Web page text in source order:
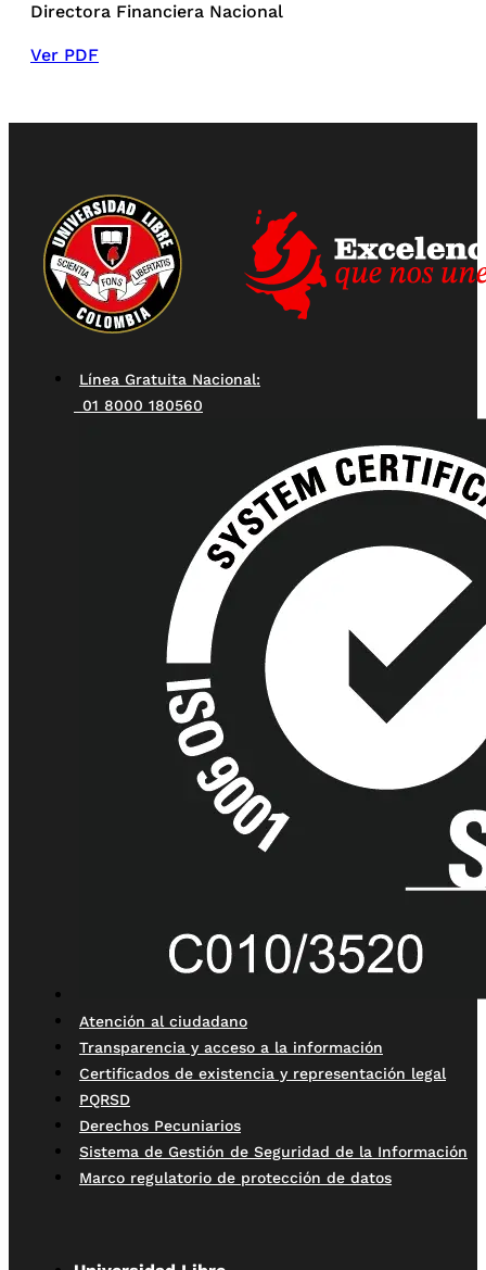
Directora Financiera Nacional
Ver PDF
Línea Gratuita Nacional:
01 8000 180560
Atención al ciudadano
Transparencia y acceso a la información
Certificados de existencia y representación legal
PQRSD
Derechos Pecuniarios
Sistema de Gestión de Seguridad de la Información
Marco regulatorio de protección de datos